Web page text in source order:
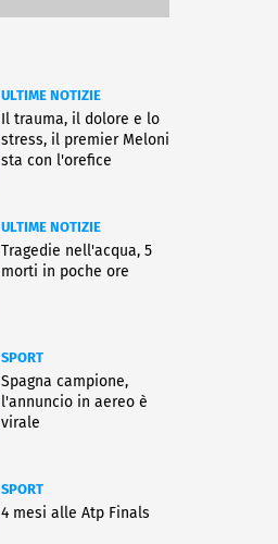
ULTIME NOTIZIE
Il trauma, il dolore e lo
stress, il premier Meloni
sta con l'orefice
ULTIME NOTIZIE
Tragedie nell'acqua, 5
morti in poche ore
SPORT
Spagna campione,
l'annuncio in aereo è
virale
SPORT
4 mesi alle Atp Finals